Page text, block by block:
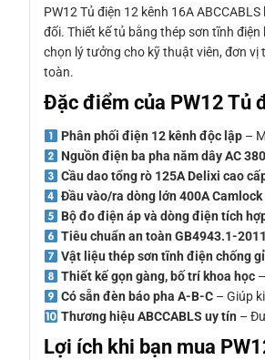
PW12 Tủ điện 12 kênh 16A
đối. Thiết kế tủ bằng thép sơn tĩnh điện
chọn lý tưởng cho kỹ thuật viên, đơn vị
toàn.
Đặc điểm của PW12 Tủ
Phân phối điện 12 kênh độc lập–
Nguồn điện ba pha năm dây AC
Cầu dao tổng rò 125A Delixi cao
Đầu vào/ra dòng lớn 400A Camlock
Bộ đo điện áp và dòng điện tích
Tiêu chuẩn an toàn GB4943.1-2011
Vật liệu thép sơn tĩnh điện chống gỉ
Thiết kế gọn gàng, bố trí khoa học–
Có sẵn đèn báo pha A-B-C– Giúp
Thương hiệu ABCCABLS uy tín –
Lợi ích khi bạn mua